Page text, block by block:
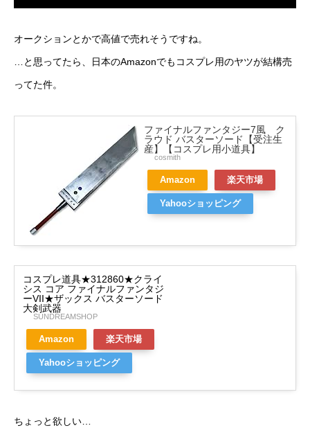
オークションとかで高値で売れそうですね。
…と思ってたら、日本のAmazonでもコスプレ用のヤツが結構売
ってた件。
ファイナルファンタジー7風 ク
ラウド バスターソード【受注生
産】【コスプレ用小道具】
cosmith
Amazon 楽天市場
Yahooショッピング
コスプレ道具★312860★クライ
シス コア ファイナルファンタジ
ーVII★ザックス バスターソード
大剣武器
SUNDREAMSHOP
Amazon 楽天市場
Yahooショッピング
ちょっと欲しい…